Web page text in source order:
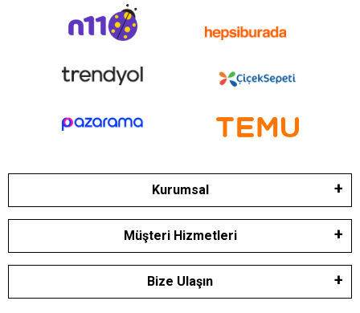
Kurumsal
Müşteri Hizmetleri
Bize Ulaşın